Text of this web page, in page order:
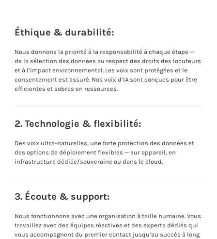
Éthique & durabilité:
Nous donnons la priorité à la responsabilité à chaque étape —
de la sélection des données au respect des droits des locuteurs
et à l’impact environnemental. Les voix sont protégées et le
consentement est assuré. Nos voix d’IA sont conçues pour être
efficientes et sobres en ressources.
2. Technologie & flexibilité:
Des voix ultra-naturelles, une forte protection des données et
des options de déploiement flexibles — sur appareil, en
infrastructure dédiée/souveraine ou dans le cloud.
3. Écoute & support:
Nous fonctionnons avec une organisation à taille humaine. Vous
travaillez avec des équipes réactives et des experts dédiés qui
vous accompagnent du premier contact jusqu’au succès à long